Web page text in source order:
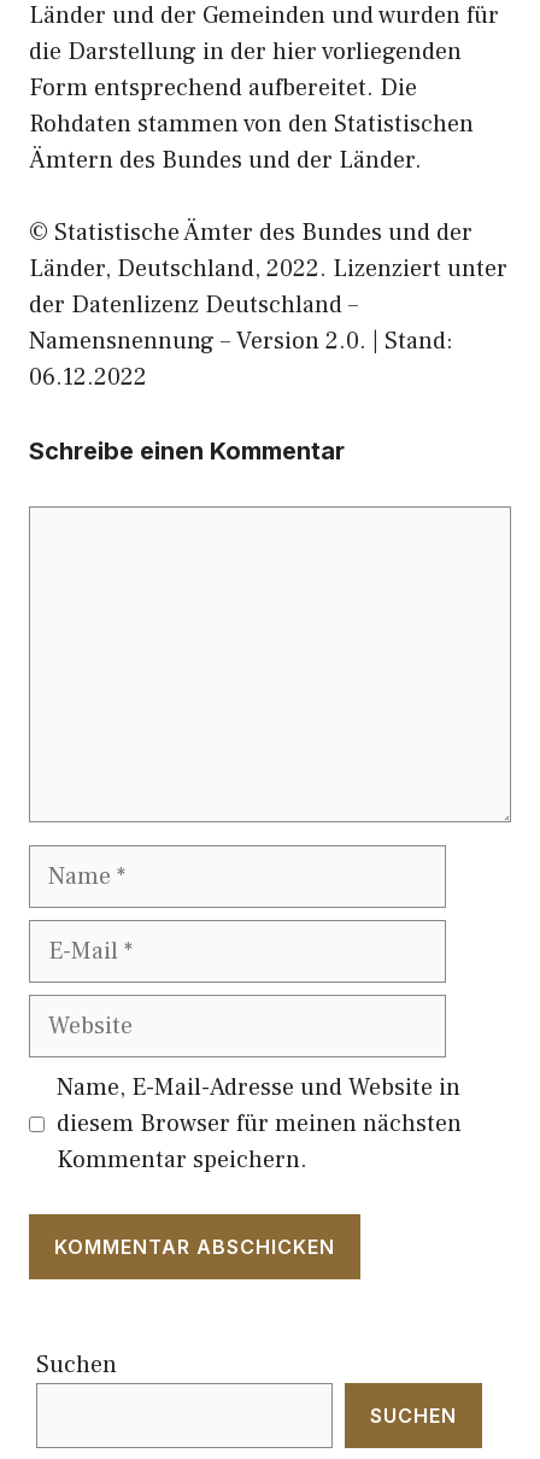
Länder und der Gemeinden und wurden für
die Darstellung in der hier vorliegenden
Form entsprechend aufbereitet. Die
Rohdaten stammen von den Statistischen
Ämtern des Bundes und der Länder.
© Statistische Ämter des Bundes und der
Länder, Deutschland, 2022. Lizenziert unter
der Datenlizenz Deutschland –
Namensnennung – Version 2.0. | Stand:
06.12.2022
Schreibe einen Kommentar
Name
E-
Website
Name, E-Mail-Adresse und Website in
diesem Browser für meinen nächsten
Kommentar speichern.
Suchen
SUCHEN